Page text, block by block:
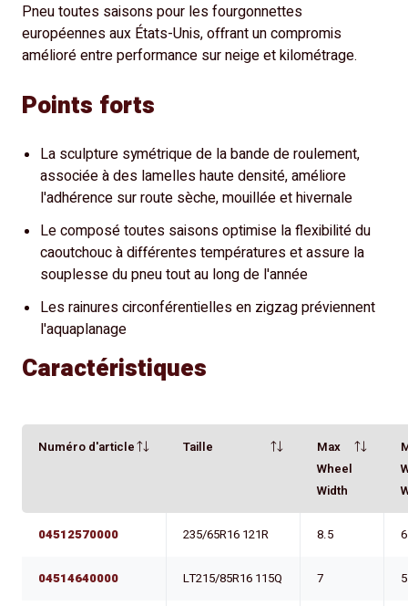
Pneu toutes saisons pour les fourgonnettes
européennes aux États-Unis, offrant un compromis
amélioré entre performance sur neige et kilométrage.
Points forts
La sculpture symétrique de la bande de roulement,
associée à des lamelles haute densité, améliore
l'adhérence sur route sèche, mouillée et hivernale
Le composé toutes saisons optimise la flexibilité du
caoutchouc à différentes températures et assure la
souplesse du pneu tout au long de l'année
Les rainures circonférentielles en zigzag préviennent
l'aquaplanage
Caractéristiques
Numéro d'article Taille
Max
Wheel
Width
04512570000 235/65R16 121R 8.5
04514640000 LT215/85R16 115Q 7